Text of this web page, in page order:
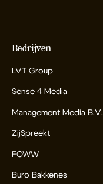
Bedrijven
LVT Group
Sense 4 Media
Management Media B.V.
ZijSpreekt
FOWW
Buro Bakkenes